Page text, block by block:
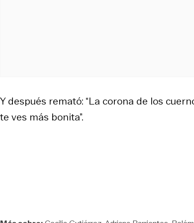
Y después remató: “La corona de los
te ves más bonita”.